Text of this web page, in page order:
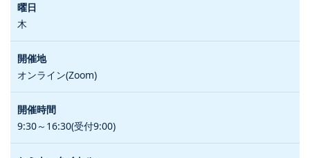
木
オンライン(Zoom)
9:30～16:30(受付9:00)